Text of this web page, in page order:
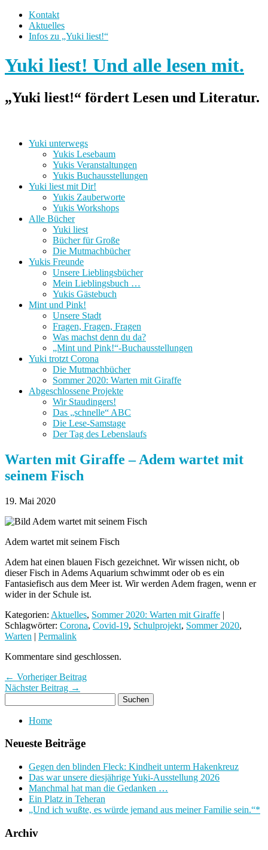
Kontakt
Aktuelles
Infos zu „Yuki liest!“
Yuki liest! Und alle lesen mit.
„Yuki liest!“ fördert Lesen und Literatur.
Yuki unterwegs
Yukis Lesebaum
Yukis Veranstaltungen
Yukis Buchausstellungen
Yuki liest mit Dir!
Yukis Zauberworte
Yukis Workshops
Alle Bücher
Yuki liest
Bücher für Große
Die Mutmachbücher
Yukis Freunde
Unsere Lieblingsbücher
Mein Lieblingsbuch …
Yukis Gästebuch
Mint und Pink!
Unsere Stadt
Fragen, Fragen, Fragen
Was machst denn du da?
„Mint und Pink!“-Buchausstellungen
Yuki trotzt Corona
Die Mutmachbücher
Sommer 2020: Warten mit Giraffe
Abgeschlossene Projekte
Wir Staudingers!
Das „schnelle“ ABC
Die Lese-Samstage
Der Tag des Lebenslaufs
Warten mit Giraffe – Adem wartet mit
seinem Fisch
19. Mai 2020
Adem wartet mit seinem Fisch
Adem hat einen blauen Fisch gezeichnet. Wir wissen nicht, ob
dieser Fisch in Adems Aquarium schwimmt oder ob es ein
Fantasiefisch aus dem Meer ist. Wir werden Adem fragen, wenn er
wider in der Schule ist.
Kategorien: Aktuelles, Sommer 2020: Warten mit Giraffe |
Schlagwörter: Corona, Covid-19, Schulprojekt, Sommer 2020,
Warten | Permalink
Kommentare sind geschlossen.
← Vorheriger Beitrag
Nächster Beitrag →
Home
Neueste Beiträge
Gegen den blinden Fleck: Kindheit unterm Hakenkreuz
Das war unsere diesjährige Yuki-Ausstellung 2026
Manchmal hat man die Gedanken …
Ein Platz in Teheran
„Und ich wußte, es würde jemand aus meiner Familie sein.“*
Archiv